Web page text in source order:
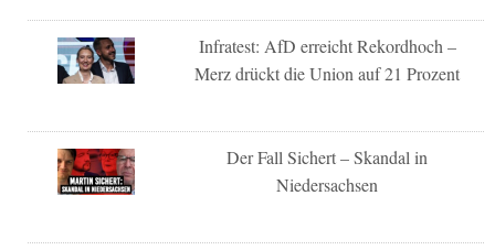
Infratest: AfD erreicht Rekordhoch –
Merz drückt die Union auf 21 Prozent
Der Fall Sichert – Skandal in
Niedersachsen